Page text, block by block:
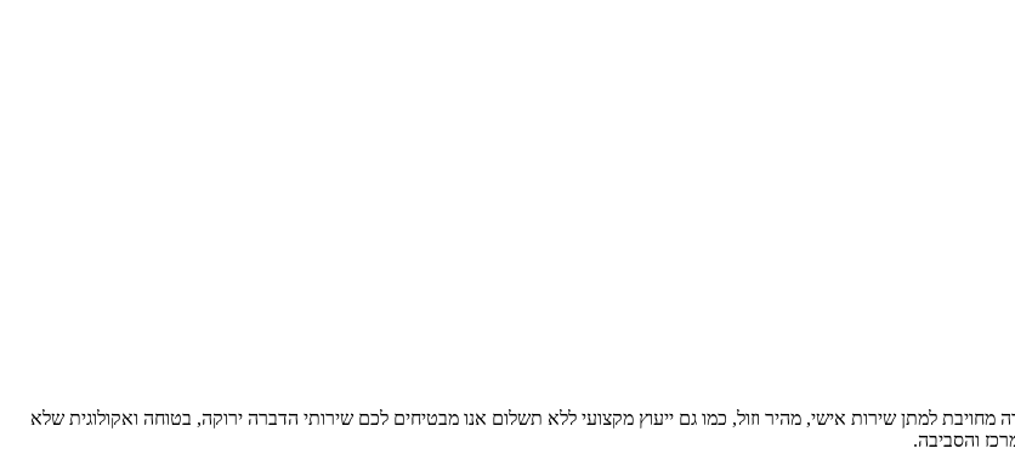
למתן שירות אישי, מהיר וזול, כמו גם ייעוץ מקצועי ללא תשלום אנו מבטיחים לכם שירותי הדברה ירוקה, בטוחה ואקולוגית שלא
והסביבה.